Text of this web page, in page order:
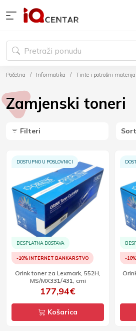
Početna Informatika Tinte i potrošni materijal
Zamjenski toneri
Filteri
DOSTUPNO U POSLOVNICI
BESPLATNA DOSTAVA
-10% INTERNET BANKARSTVO
Orink toner za Lexmark, 552H,
MS/MX331/431, crni
177,94€
Košarica
-